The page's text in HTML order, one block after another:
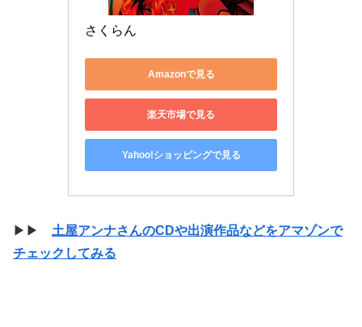
さくらん
Amazonで見る
楽天市場で見る
Yahoo!ショッピングで見る
▶▶ 土屋アンナさんのCDや出演作品などをアマゾンで
チェックしてみる